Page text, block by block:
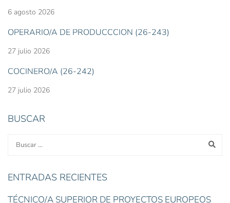
6 agosto 2026
OPERARIO/A DE PRODUCCCIÓN (26-243)
27 julio 2026
COCINERO/A (26-242)
27 julio 2026
BUSCAR
ENTRADAS RECIENTES
TÉCNICO/A SUPERIOR DE PROYECTOS EUROPEOS